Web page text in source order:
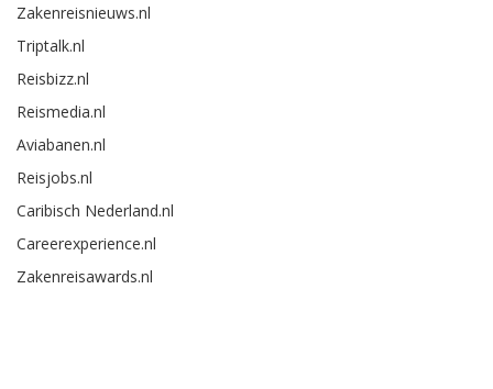
Zakenreisnieuws.nl
Triptalk.nl
Reisbizz.nl
Reismedia.nl
Aviabanen.nl
Reisjobs.nl
Caribisch Nederland.nl
Careerexperience.nl
Zakenreisawards.nl